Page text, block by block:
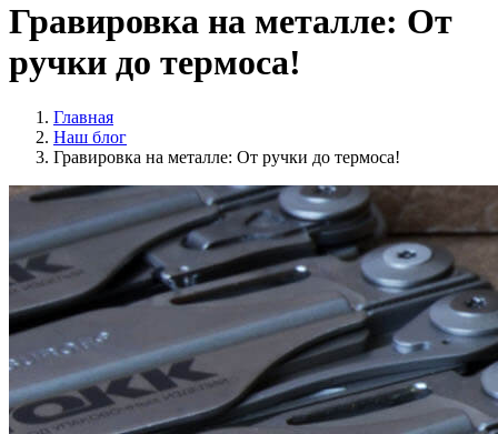
Гравировка на металле: От
ручки до термоса!
Главная
Наш блог
Гравировка на металле: От ручки до термоса!